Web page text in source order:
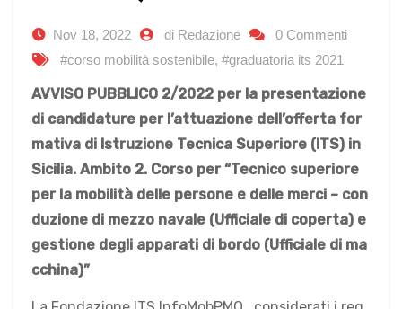
Nov 18, 2022 di Redazione
0 Commenti
#corso mobilità sostenibile, #graduatoria its 2021
AVVISO PUBBLICO 2/2022 per la presentazione
di candidature per l’attuazione dell’offerta for
mativa di Istruzione Tecnica Superiore (ITS) in
Sicilia. Ambito 2. Corso per “Tecnico superiore
per la mobilità delle persone e delle merci – con
duzione di mezzo navale (Ufficiale di coperta) e
gestione degli apparati di bordo (Ufficiale di ma
cchina)”